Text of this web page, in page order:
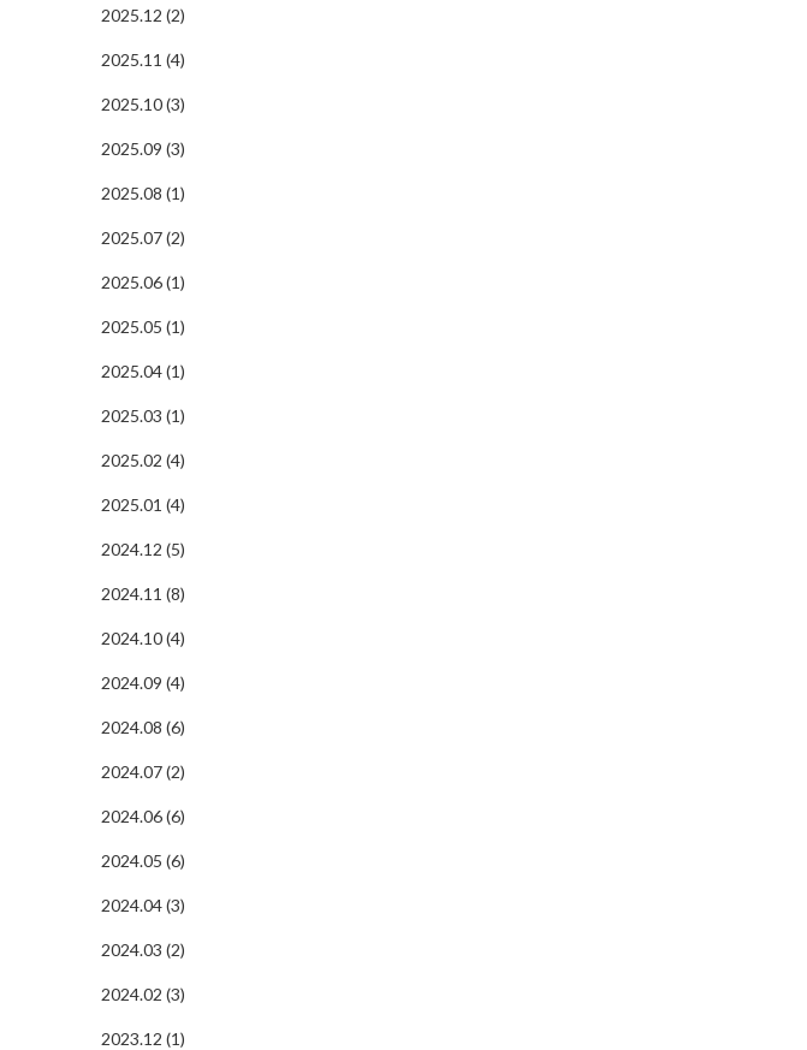
2025.12 (2)
2025.11 (4)
2025.10 (3)
2025.09 (3)
2025.08 (1)
2025.07 (2)
2025.06 (1)
2025.05 (1)
2025.04 (1)
2025.03 (1)
2025.02 (4)
2025.01 (4)
2024.12 (5)
2024.11 (8)
2024.10 (4)
2024.09 (4)
2024.08 (6)
2024.07 (2)
2024.06 (6)
2024.05 (6)
2024.04 (3)
2024.03 (2)
2024.02 (3)
2023.12 (1)